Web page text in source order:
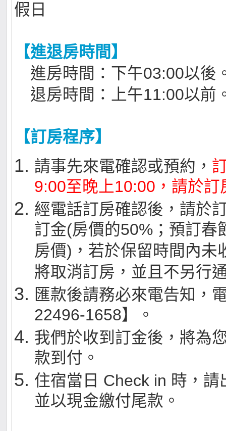
假日
【進退房時間】
進房時間：下午03:00以後
退房時間：上午11:00以前
【訂房程序】
請事先來電確認或預約，
9:00至晚上10:00，請於訂
經電話訂房確認後，請於
訂金(房價的50%；預訂春
房價)，若於保留時間內未
將取消訂房，並且不另行
匯款後請務必來電告知，
22496-1658】。
我們於收到訂金後，將為
款到付。
住宿當日 Check in 時，請
並以現金繳付尾款。